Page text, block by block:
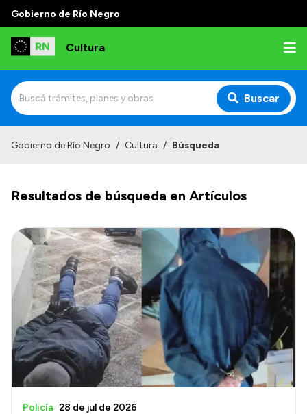
Gobierno de Río Negro
Cultura
Buscar
Funciones
Autoridades
Delegaciones
Normativa
Transparencia
Presupuesto
Boletín Oficial
Compras y licitaciones
Gobierno de Río Negro / Cultura / Búsqueda
Resultados de búsqueda en Artículos
Policía 28 de jul de 2026